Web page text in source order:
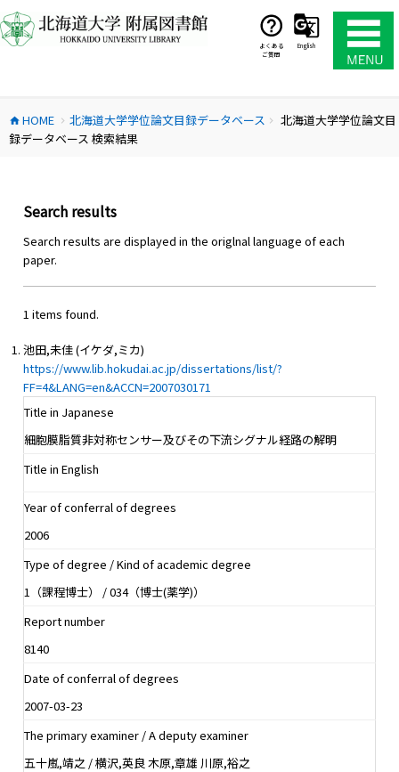
ン
テ
ス
キ
よくある
ご質問
English
home HOME chevron_right 北海道大学学位論文目録データベース chevron_right
北海道大学学位論文目
録データベース 検索結果
Search results
Search results are displayed in the origlnal language of each
paper.
1 items found.
池田,未佳 (イケダ,ミカ)
https://www.lib.hokudai.ac.jp/dissertations/list/?
FF=4&LANG=en&ACCN=2007030171
Title in Japanese
細胞膜脂質非対称センサー及びその下流シグナル経路の解明
Title in English
Year of conferral of degrees
2006
Type of degree / Kind of academic degree
1（課程博士） / 034（博士(薬学)）
Report number
8140
Date of conferral of degrees
2007-03-23
The primary examiner / A deputy examiner
五十嵐,靖之 / 横沢,英良 木原,章雄 川原,裕之